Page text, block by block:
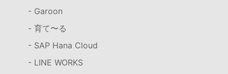
- Garoon
- 育て〜る
- SAP Hana Cloud
- LINE WORKS